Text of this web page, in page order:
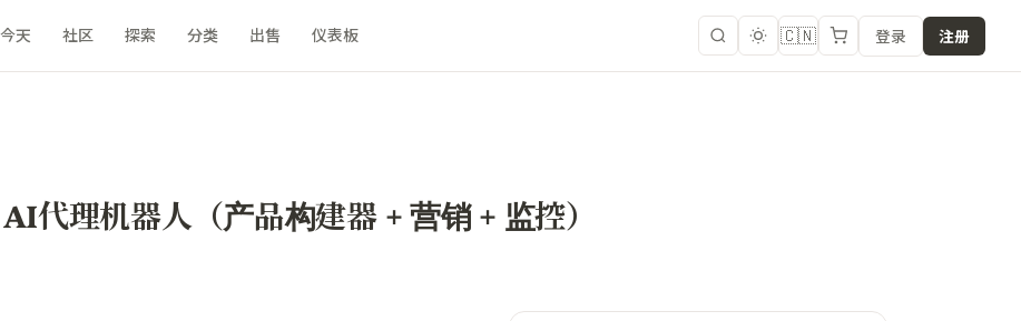
今天 社区 探索 分类 出售 仪表板 🇨🇳 登录 注册
理机器人（产品构建器 + 营销 + 监控）